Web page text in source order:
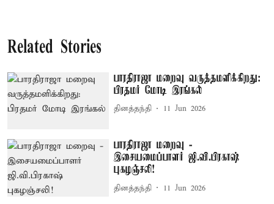
Related Stories
பாரதிராஜா மறைவு வருத்தமளிக்கிறது:
பிரதமர் மோடி இரங்கல்
தினத்தந்தி 11 Jun 2026
பாரதிராஜா மறைவு -
இசையமைப்பாளர் ஜி.வி.பிரகாஷ்
புகழஞ்சலி!
தினத்தந்தி 11 Jun 2026